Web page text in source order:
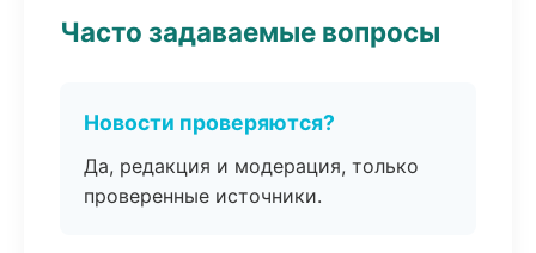
Часто задаваемые вопросы
Новости проверяются?
Да, редакция и модерация, только
проверенные источники.